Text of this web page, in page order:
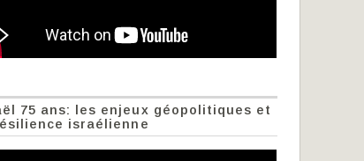
75 ans: les enjeux géopolitiques et
israélienne